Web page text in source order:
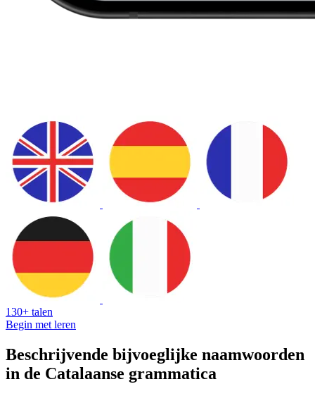
130+ talen
Begin met leren
Beschrijvende bijvoeglijke naamwoorden
in de Catalaanse grammatica